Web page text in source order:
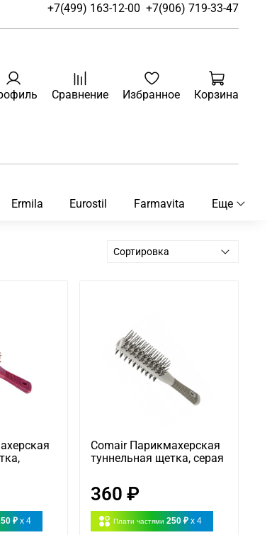
+7(499) 163-12-00 +7(906) 719-33-47
Сравнение Избранное Корзина
Ermila Eurostil Farmavita Еще
₽ x 4
Comair Парикмахерская
туннельная щетка, серая
360 ₽
Плати частями 250 ₽ x 4